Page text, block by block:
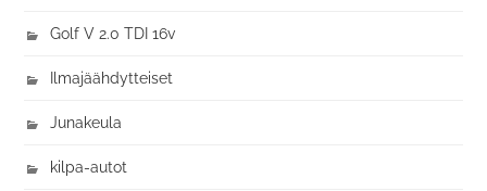
Golf V 2.0 TDI 16v
Ilmajäähdytteiset
Junakeula
kilpa-autot